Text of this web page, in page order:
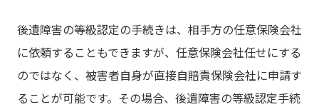
後遺障害の等級認定の手続きは、相手方の任意保険会社
に依頼することもできますが、任意保険会社任せにする
のではなく、被害者自身が直接自賠責保険会社に申請す
ることが可能です。その場合、後遺障害の等級認定手続